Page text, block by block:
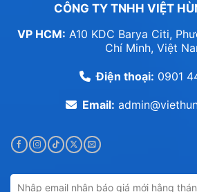
CÔNG TY TNHH VIỆT
VP HCM: A10 KDC Barya Citi,
Chí Minh, Việt
Điện thoại: 0901
Email: